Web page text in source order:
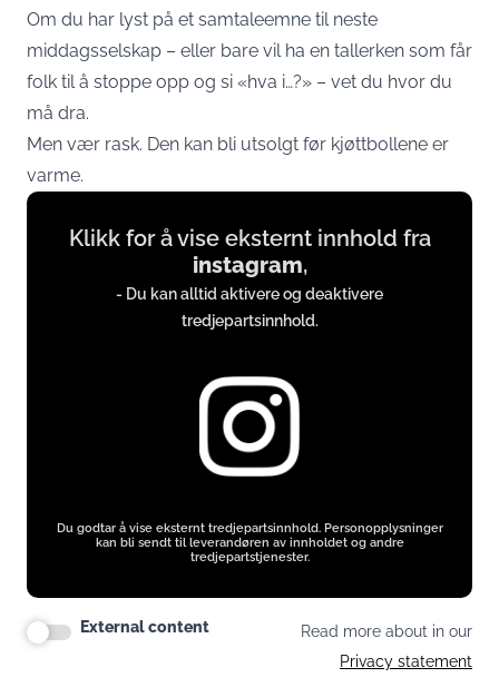
Om du har lyst på et samtaleemne til neste
middagsselskap – eller bare vil ha en tallerken som får
folk til å stoppe opp og si «hva i…?» – vet du hvor du
må dra.
Men vær rask. Den kan bli utsolgt før kjøttbollene er
varme.
Display
content
www.instagram.com
Klikk for å vise eksternt innhold fra
instagram,
- Du kan alltid aktivere og deaktivere
tredjepartsinnhold.
Du godtar å vise eksternt tredjepartsinnhold. Personopplysninger
kan bli sendt til leverandøren av innholdet og andre
tredjepartstjenester.
External content
Read more about in our
Privacy statement